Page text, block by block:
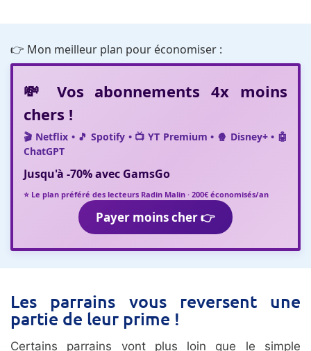
👉 Mon meilleur plan pour économiser :
💸 Vos abonnements 4x moins
chers !
🎬 Netflix • 🎵 Spotify • 📺 YT Premium • 🍿 Disney+ • 🤖
ChatGPT
Jusqu'à -70%avec GamsGo
⭐ Le plan préféré des lecteurs Radin Malin · 200€ économisés/an
Payer moins cher 👉
Les parrains vous reversent une
partie de leur prime !
Certains parrains vont plus loin que le simple